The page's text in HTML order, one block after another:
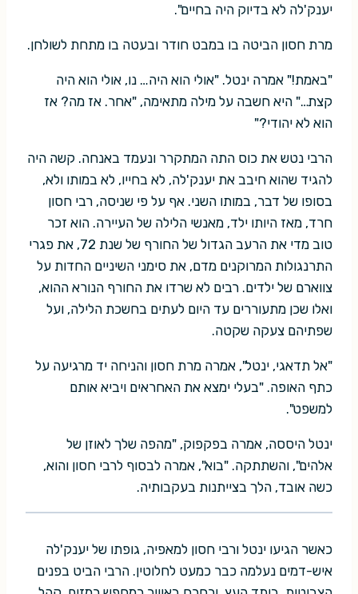
יענק'לה לא בדיוק היה בחיים".
מרת חסון הביטה בו במבט חודר ובעטה בו מתחת לשולחן.
"באמת!" אמרה ינטל. "אולי הוא היה… נו, אולי הוא היה
קצת…" היא חשבה על מילה מתאימה, "אחר. אז מה? אז
הוא לא יהודי?"
הרבי נטש את כוס התה המתקרר ונעמד באנחה. קשה היה
להגיד שהוא חיבב את יענק'לה, לא בחייו, לא במותו ולא,
בסופו של דבר, במותו השני. אף על פי שניסה, רבי חסון
חרד, מאז היותו ילד, מאנשי הלילה של העיירה. הוא זכר
טוב מדי את הרעב הגדול של החורף של שנת 72, את פגרי
התרנגולות המרוקנים מדם, את סימני השיניים החדות על
צווארם של ילדים. רבים לא שרדו את החורף הנורא ההוא,
ואלו שכן מתעוררים עד היום לעתים בחשכת הלילה, ועל
שפתיהם צעקה שקטה.
"אל תדאגי, ינטל", אמרה מרת חסון והניחה יד מרגיעה על
כתף האופה. "בעלי ימצא את האחראים ויביא אותם
למשפט".
ינטל היססה, אמרה בפקפוק, "מהפה שלך לאוזן של
אלהים", והשתתקה. "בוא", אמרה לבסוף לרבי חסון והוא,
כשה אובד, הלך בצייתנות בעקבותיה.
כאשר הגיעו ינטל ורבי חסון למאפיה, גופתו של יענק'לה
איש-דמים נעלמה כבר כמעט לחלוטין. הרבי הביט בפנים